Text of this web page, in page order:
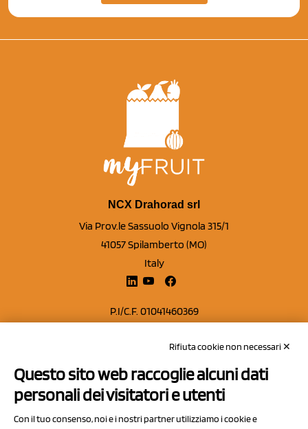
NCX Drahorad srl
Via Prov.le Sassuolo Vignola 315/1
41057 Spilamberto (MO)
Italy
P.I/C.F. 01041460369
Capitale sociale Euro 50.000,00 i.v.
Contatti
Privacy Policy
Rifiuta cookie non necessari ✕
Questo sito web raccoglie alcuni dati
personali dei visitatori e utenti
Con il tuo consenso, noi e i nostri partner utilizziamo i cookie e